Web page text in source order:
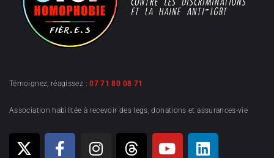
Témoignez, réagissez :07 71 80 08 71
Association habilitée à recevoir des legs, donations et assurances-vie